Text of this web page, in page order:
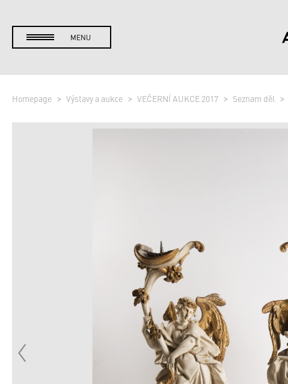
MENU
Homepage Výstavy a aukce VEČERNÍ AUKCE 2017 Seznam děl